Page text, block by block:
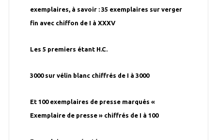
exemplaires, à savoir : 35 exemplaires sur verger
fin avec chiffon de I à XXXV
Les 5 premiers étant H.C.
3000 sur vélin blanc chiffrés de I à 3000
Et 100 exemplaires de presse marqués «
Exemplaire de presse » chiffrés de I à 100